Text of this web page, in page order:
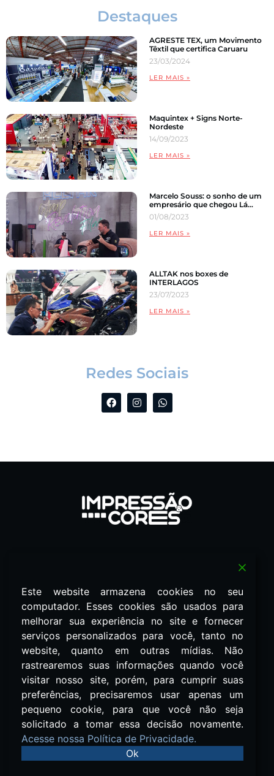
Destaques
AGRESTE TEX, um Movimento
Têxtil que certifica Caruaru
23/03/2024
LER MAIS »
Maquintex + Signs Norte-
Nordeste
14/09/2023
LER MAIS »
Marcelo Souss: o sonho de um
empresário que chegou Lá…
01/08/2023
LER MAIS »
ALLTAK nos boxes de
INTERLAGOS
23/07/2023
LER MAIS »
Redes Sociais
Política de Privacidade
terranovacomunic@gmail.com
(11) 99966-5246
Revista Impressão & Cores 2026
Todos os Direitos Reservados.
Associada a
Este website armazena cookies no seu
computador. Esses cookies são usados ​​para
melhorar sua experiência no site e fornecer
serviços personalizados para você, tanto no
website, quanto em outras mídias. Não
rastrearemos suas informações quando você
visitar nosso site, porém, para cumprir suas
preferências, precisaremos usar apenas um
pequeno cookie, para que você não seja
solicitado a tomar essa decisão novamente.
Acesse nossa Política de Privacidade.
Ok